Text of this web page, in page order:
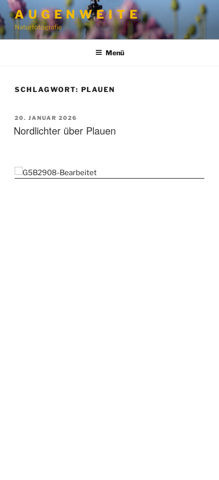
Zum
Inhalt
springen
A U G E N W E I T E
Naturfotografie
Menü
SCHLAGWORT: PLAUEN
VERÖFFENTLICHT
AM
20. JANUAR 2026
Nordlichter über Plauen